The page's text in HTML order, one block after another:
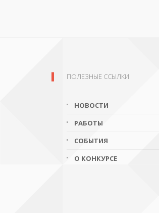
ПОЛЕЗНЫЕ ССЫЛКИ
НОВОСТИ
РАБОТЫ
СОБЫТИЯ
О КОНКУРСЕ